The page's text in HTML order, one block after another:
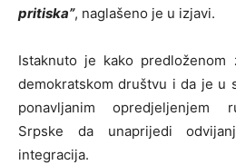
pritiska”, naglašeno je u izjavi.
Istaknuto je kako predloženom
demokratskom društvu i da je u
ponavljanim opredjeljenjem
Srpske da unaprijedi
integracija.